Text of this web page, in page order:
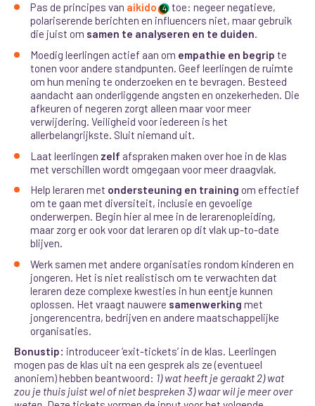
Pas de principes van aikido 4 toe: negeer negatieve,
polariserende berichten en influencers niet, maar gebruik
die juist om samen te analyseren en te duiden.
Moedig leerlingen actief aan om empathie en begrip te
tonen voor andere standpunten. Geef leerlingen de ruimte
om hun mening te onderzoeken en te bevragen. Besteed
aandacht aan onderliggende angsten en onzekerheden. Die
afkeuren of negeren zorgt alleen maar voor meer
verwijdering. Veiligheid voor iedereen is het
allerbelangrijkste. Sluit niemand uit.
Laat leerlingen zelf afspraken maken over hoe in de klas
met verschillen wordt omgegaan voor meer draagvlak.
Help leraren met ondersteuning en training om effectief
om te gaan met diversiteit, inclusie en gevoelige
onderwerpen. Begin hier al mee in de lerarenopleiding,
maar zorg er ook voor dat leraren op dit vlak up-to-date
blijven.
Werk samen met andere organisaties rondom kinderen en
jongeren. Het is niet realistisch om te verwachten dat
leraren deze complexe kwesties in hun eentje kunnen
oplossen. Het vraagt nauwere samenwerking met
jongerencentra, bedrijven en andere maatschappelijke
organisaties.
Bonustip: introduceer ‘exit-tickets’ in de klas. Leerlingen
mogen pas de klas uit na een gesprek als ze (eventueel
anoniem) hebben beantwoord: 1) wat heeft je geraakt 2) wat
zou je thuis juist wel of niet bespreken 3) waar wil je meer over